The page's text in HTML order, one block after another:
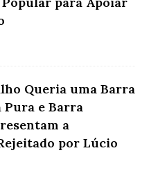
Queria uma Barra
Pura e Barra
a
por Lúcio